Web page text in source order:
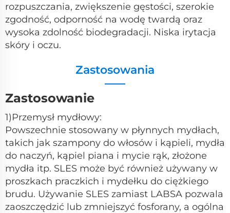
rozpuszczania, zwiększenie gęstości, szerokie
zgodność, odporność na wodę twardą oraz
wysoka zdolność biodegradacji. Niska irytacja
skóry i oczu.
Zastosowania
Zastosowanie
1)Przemysł mydłowy:
Powszechnie stosowany w płynnych mydłach,
takich jak szampony do włosów i kąpieli, mydła
do naczyń, kąpiel piana i mycie rąk, złożone
mydła itp. SLES może być również używany w
proszkach praczkich i mydełku do ciężkiego
brudu. Używanie SLES zamiast LABSA pozwala
zaoszczędzić lub zmniejszyć fosforany, a ogólna